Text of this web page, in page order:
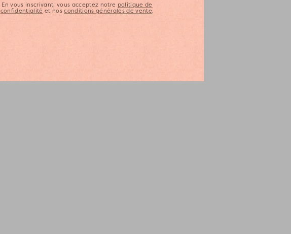
En vous inscrivant, vous acceptez notre politique de
confidentialité et nosconditions générales de vente